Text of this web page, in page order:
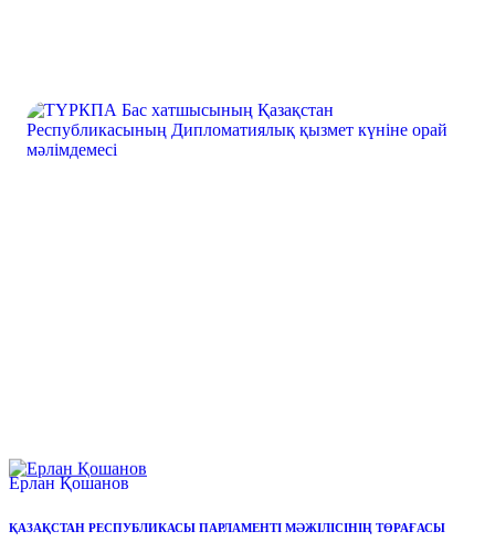
Ерлан Қошанов
ҚАЗАҚСТАН РЕСПУБЛИКАСЫ ПАРЛАМЕНТІ МӘЖІЛІСІНІҢ ТӨРАҒАСЫ